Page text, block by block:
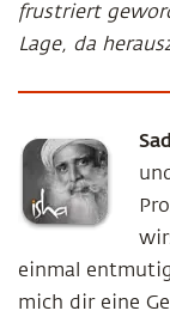
frustriert
Lage, da
einmal
mich dir eine